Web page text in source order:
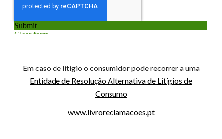
Em caso de litígio o consumidor pode recorrer a uma
Entidade de Resolução Alternativa de Litígios de
Consumo
www.livroreclamacoes.pt